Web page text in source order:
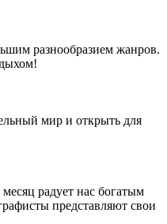
разнообразием жанров.
мир и открыть для
радует нас богатым
представляют свои